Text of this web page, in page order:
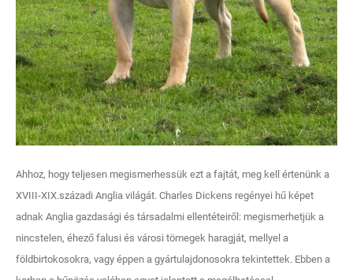
Ahhoz, hogy teljesen megismerhessük ezt a fajtát, meg kell értenünk a
XVIII-XIX.századi Anglia világát. Charles Dickens regényei hű képet
adnak Anglia gazdasági és társadalmi ellentéteiről: megismerhetjük a
nincstelen, éhező falusi és városi tömegek haragját, mellyel a
földbirtokosokra, vagy éppen a gyártulajdonosokra tekintettek. Ebben a